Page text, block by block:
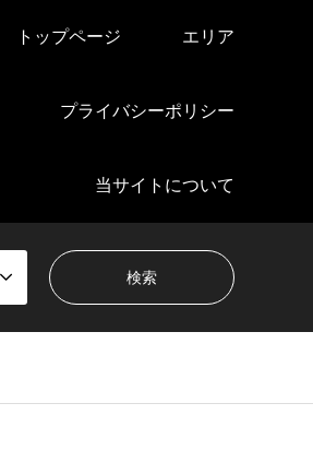
トップページ エリア
プライバシーポリシー
当サイトについて